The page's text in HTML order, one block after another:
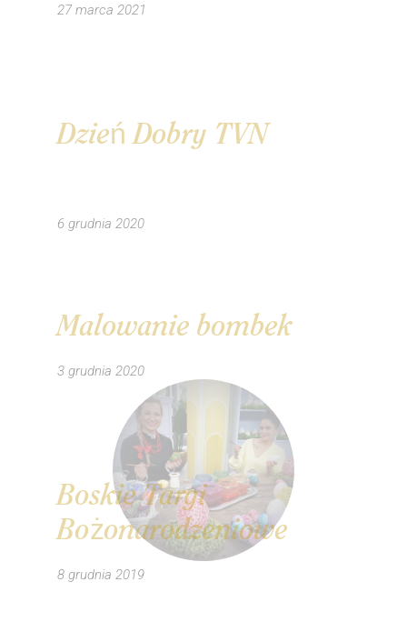
27 marca 2021
Dzień Dobry TVN
6 grudnia 2020
Malowanie bombek
3 grudnia 2020
Boskie Targi
Bożonarodzeniowe
8 grudnia 2019